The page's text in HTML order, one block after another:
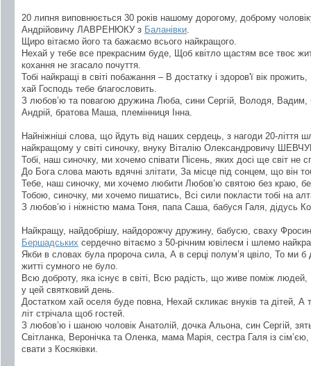
20 липня виповнюється 30 років нашому дорогому, доброму
Андрійовичу ЛАВРЕНЮКУ з Баланівки
Щиро вітаємо його та бажаємо всього найкращого.
Нехай у тебе все прекрасним буде, Щоб квітло щастям все твоє
кохання не згасало почуття.
Тобі найкращі в світі побажання – В достатку і здоров'ї вік
хай Господь тебе благословить.
З любов’ю та повагою дружина Люба, сини Сергій, Володя, Вадим,
Андрій, братова Маша, племінниця Інна.
Найніжніші слова, що йдуть від наших сердець, з нагоди 20-
найкращому у світі синочку, внуку Віталію Олександровичу
Тобі, наш синочку, ми хочемо співати Пісень, яких досі ще світ не
До Бога слова мають вдячні злітати, За місце під сонцем, що він
Тебе, наш синочку, ми хочемо любити Любов’ю святою без краю,
Тобою, синочку, ми хочемо пишатись, Всі сили покласти тобі на
З любов’ю і ніжністю мама Тоня, папа Саша, бабуся Галя, дідусь
Найкращу, найдобрішу, найдорожчу дружину, бабусю, сваху
Бершадських сердечно вітаємо з 50-річним ювілеєм і шлемо
Якби в словах була пророча сила, А в серці полум’я цвіло, То ми
житті сумного не було.
Всю доброту, яка існує в світі, Всю радість, що живе поміж людей,
у цей святковий день.
Достатком хай оселя буде повна, Нехай скликає внуків та дітей,
літ стрічала щоб гостей.
З любов’ю і шаною чоловік Анатолій, дочка Альона, син Сергій,
Світланка, Веронічка та Оленка, мама Марія, сестра Галя із
свати з Косяківки.